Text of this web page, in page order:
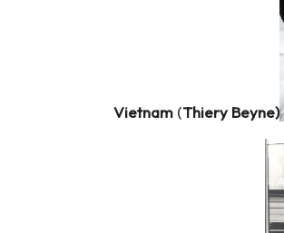
Vietnam (Thiery Beyne)